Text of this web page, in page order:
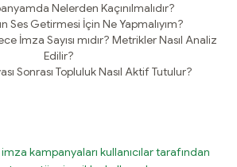
Nelerden Kaçınılmalıdır?
Ses Getirmesi İçin Ne Yapmalıyım?
İmza Sayısı mıdır? Metrikler Nasıl Analiz
Edilir?
Sonrası Topluluk Nasıl Aktif Tutulur?
kampanyaları kullanıcılar tarafından